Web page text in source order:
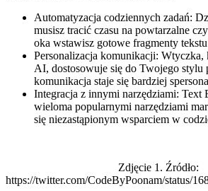
Automatyzacja codziennych zadań:
musisz tracić czasu na powtarzalne
oka wstawisz gotowe fragmenty
Personalizacja komunikacji:
AI, dostosowuje się do Twojego stylu
komunikacja staje się bardziej
Integracja z innymi narzędziami: Text
wieloma popularnymi narzędziami
się niezastąpionym wsparciem w
Zdjęcie 1. Źródło:
https://twitter.com/CodeByPoonam/status/